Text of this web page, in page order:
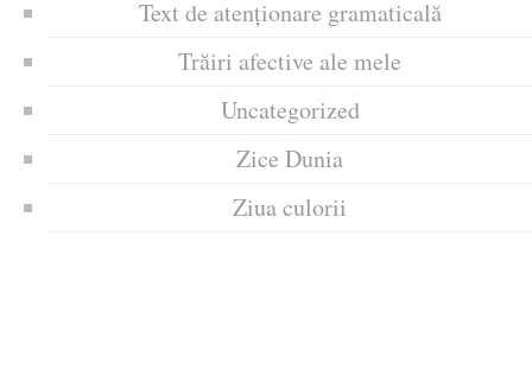
Text de atenționare gramaticală
Trăiri afective ale mele
Uncategorized
Zice Dunia
Ziua culorii